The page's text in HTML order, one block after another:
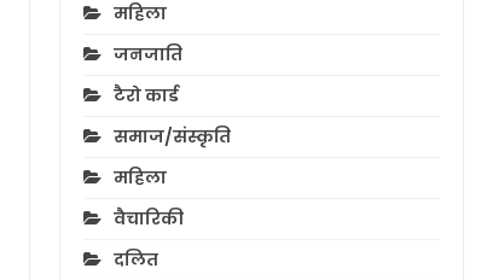
महिला
जनजाति
टैरो कार्ड
समाज/संस्कृति
महिला
वैचारिकी
दलित